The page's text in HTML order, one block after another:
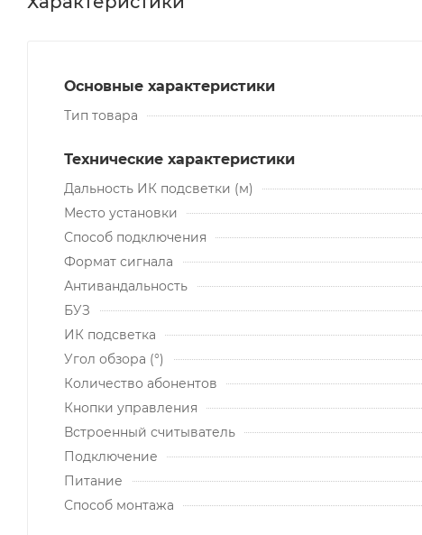
Основные характеристики
Тип товара
Технические характеристики
Дальность ИК подсветки (м)
Место установки
Способ подключения
Формат сигнала
Антивандальность
БУЗ
ИК подсветка
Угол обзора (°)
Количество абонентов
Кнопки управления
Встроенный считыватель
Подключение
Питание
Способ монтажа